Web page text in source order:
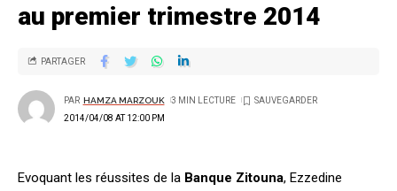
au premier trimestre 2014
2014/04/08 AT 12:00 PM
PAR HAMZA MARZOUK 3 MIN LECTURE
PARTAGER
Evoquant les réussites de la Banque Zitouna, Ezzedine